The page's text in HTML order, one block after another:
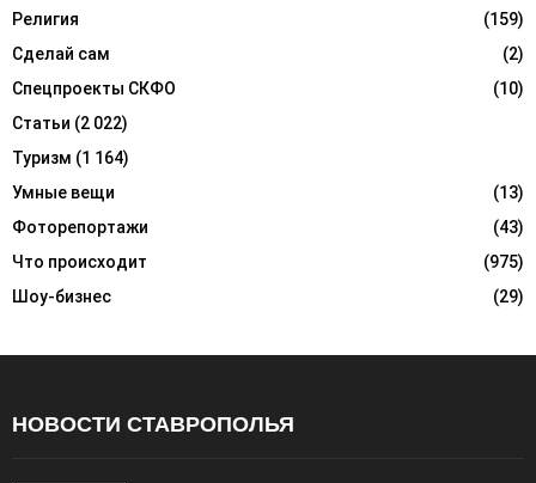
Религия
(159)
Сделай сам
(2)
Спецпроекты СКФО
(10)
Статьи (2 022)
Туризм (1 164)
Умные вещи
(13)
Фоторепортажи
(43)
Что происходит
(975)
Шоу-бизнес
(29)
НОВОСТИ СТАВРОПОЛЬЯ